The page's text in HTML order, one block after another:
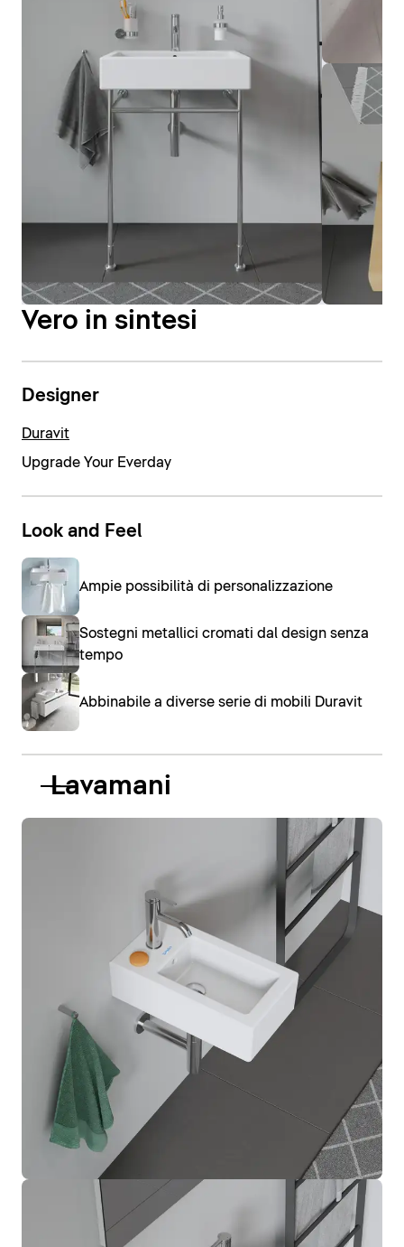
Vero in sintesi
Designer
Duravit
Upgrade Your Everday
Look and Feel
Ampie possibilità di personalizzazione
Sostegni metallici cromati dal design senza
tempo
Abbinabile a diverse serie di mobili Duravit
Lavamani